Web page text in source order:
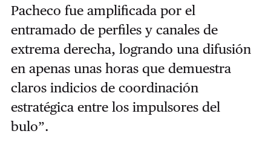
Pacheco fue amplificada por el
entramado de perfiles y canales de
extrema derecha, logrando una difusión
en apenas unas horas que demuestra
claros indicios de coordinación
estratégica entre los impulsores del
bulo”.